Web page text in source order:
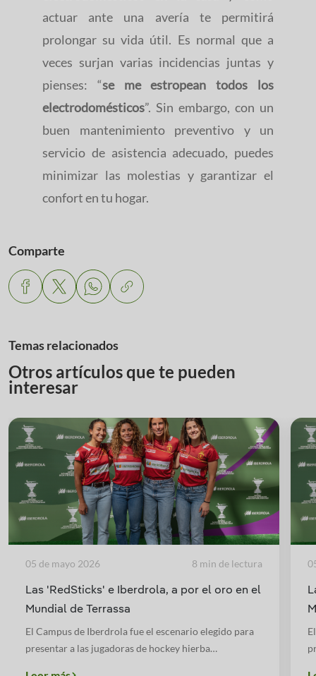
actuar ante una avería te permitirá
prolongar su vida útil. Es normal que a
veces surjan varias incidencias juntas y
pienses: “se me estropean todos los
electrodomésticos”. Sin embargo, con un
buen mantenimiento preventivo y un
servicio de asistencia adecuado, puedes
minimizar las molestias y garantizar el
confort en tu hogar.
Comparte
Temas relacionados
Otros artículos que te pueden
interesar
Las 'RedSticks' e Iberdrola, a por el oro en el
Mundial de Terrassa
El Campus de Iberdrola fue el escenario elegido para
presentar a las jugadoras de hockey hierba
05 de mayo 2026 8 min de lectura